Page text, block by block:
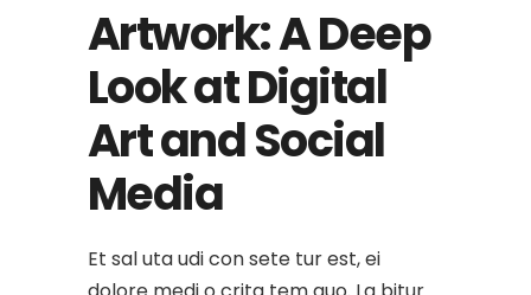
Artwork: A Deep
Look at Digital
Art and Social
Media
Et sal uta udi con sete tur est, ei